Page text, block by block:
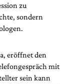
zu
sondern
eröffnet den
mit
sein kann